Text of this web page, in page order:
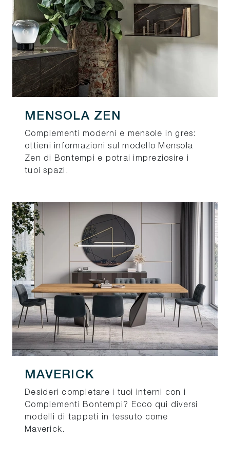
MENSOLA ZEN
Complementi moderni e mensole in gres:
ottieni informazioni sul modello Mensola
Zen di Bontempi e potrai impreziosire i
tuoi spazi.
MAVERICK
Desideri completare i tuoi interni con i
Complementi Bontempi? Ecco qui diversi
modelli di tappeti in tessuto come
Maverick.